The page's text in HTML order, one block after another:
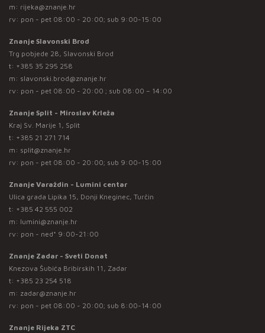
m: rijeka@znanje.hr
rv: pon - pet 08:00 - 20:00; sub 9:00-15:00
Znanje Slavonski Brod
Trg pobjede 28, Slavonski Brod
t: +385 35 295 258
m: slavonski.brod@znanje.hr
rv: pon - pet 08:00 - 20:00 ; sub 08:00 – 14:00
Znanje Split - Miroslav Krleža
Kraj Sv. Marije 1, Split
t: +385 21 271 714
m: split@znanje.hr
rv: pon - pet 08:00 - 20:00; sub 9:00-15:00
Znanje Varaždin - Lumini centar
Ulica grada Lipika 15, Donji Kneginec, Turčin
t: +385 42 555 002
m: lumini@znanje.hr
rv: pon - ned* 9:00-21:00
Znanje Zadar - Sveti Donat
Knezova Šubića Bribirskih 11, Zadar
t: +385 23 254 518
m: zadar@znanje.hr
rv: pon - pet 08:00 - 20:00; sub 8:00-14:00
Znanje Rijeka ZTC